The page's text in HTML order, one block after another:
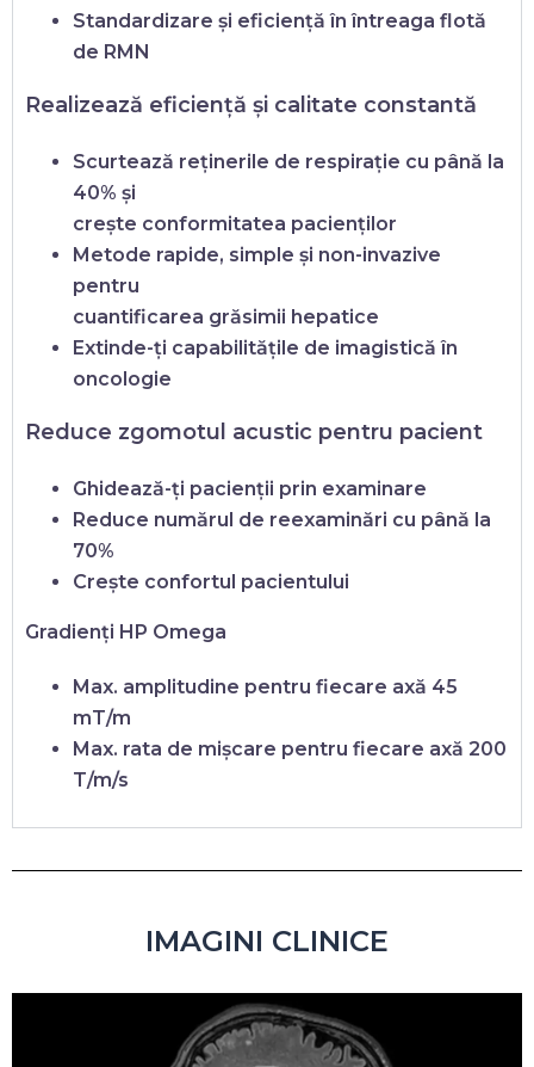
Standardizare și eficiență în întreaga flotă
de RMN
Realizează eficiență și calitate constantă
Scurtează reținerile de respirație cu până la
40% și
crește conformitatea pacienților
Metode rapide, simple și non-invazive
pentru
cuantificarea grăsimii hepatice
Extinde-ți capabilitățile de imagistică în
oncologie
Reduce zgomotul acustic pentru pacient
Ghidează-ți pacienții prin examinare
Reduce numărul de reexaminări cu până la
70%
Crește confortul pacientului
Gradienți HP Omega
Max. amplitudine pentru fiecare axă 45
mT/m
Max. rata de mișcare pentru fiecare axă 200
T/m/s
IMAGINI CLINICE